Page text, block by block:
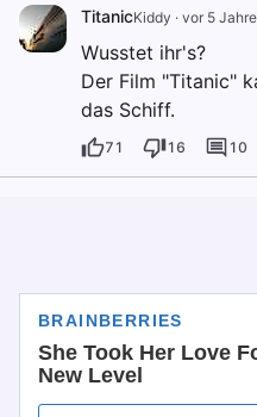
TitanicKiddy · vor 5
Wusstet ihr's?
Der Film "Titanic"
das Schiff.
71 16 10